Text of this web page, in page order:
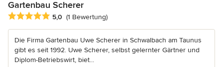
Gartenbau Scherer
Durchschnittliche Bewertung: 5 von 5 Sternen
5,0 (1 Bewertung)
Die Firma Gartenbau Uwe Scherer in Schwalbach am Taunus
gibt es seit 1992. Uwe Scherer, selbst gelernter Gärtner und
Diplom-Betriebswirt, biet...